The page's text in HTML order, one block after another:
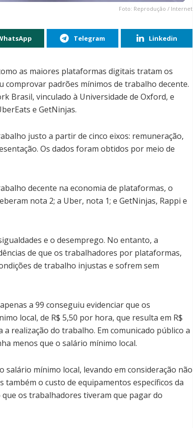
Foto: Reprodução / Internet
Telegram Linkedin
as maiores plataformas digitais tratam os
padrões mínimos de trabalho decente.
Brasil, vinculado à Universidade de Oxford, e
e GetNinjas.
justo a partir de cinco eixos: remuneração,
Os dados foram obtidos por meio de
decente na economia de plataformas, o
nota 2; a Uber, nota 1; e GetNinjas, Rappi e
e o desemprego. No entanto, a
de que os trabalhadores por plataformas,
de trabalho injustas e sofrem sem
a 99 conseguiu evidenciar que os
local, de R$ 5,50 por hora, que resulta em R$
a realização do trabalho. Em comunicado público a
menos que o salário mínimo local.
mínimo local, levando em consideração não
o custo de equipamentos específicos da
os trabalhadores tiveram que pagar do